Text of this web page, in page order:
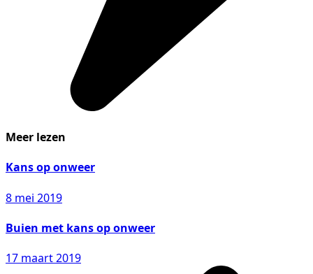
Meer lezen
Kans op onweer
8 mei 2019
Buien met kans op onweer
17 maart 2019